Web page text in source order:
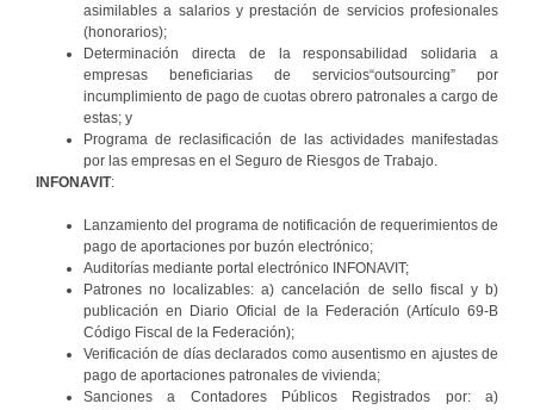
asimilables a salarios y prestación de servicios profesionales
(honorarios);
Determinación directa de la responsabilidad solidaria a
empresas beneficiarias de servicios“outsourcing” por
incumplimiento de pago de cuotas obrero patronales a cargo de
estas; y
Programa de reclasificación de las actividades manifestadas
por las empresas en el Seguro de Riesgos de Trabajo.
INFONAVIT:
Lanzamiento del programa de notificación de requerimientos de
pago de aportaciones por buzón electrónico;
Auditorías mediante portal electrónico INFONAVIT;
Patrones no localizables: a) cancelación de sello fiscal y b)
publicación en Diario Oficial de la Federación (Artículo 69-B
Código Fiscal de la Federación);
Verificación de días declarados como ausentismo en ajustes de
pago de aportaciones patronales de vivienda;
Sanciones a Contadores Públicos Registrados por: a)